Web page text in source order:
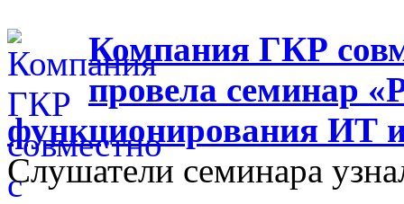
Компания ГКР
провела семинар
функционирования ИТ
Слушатели семинара